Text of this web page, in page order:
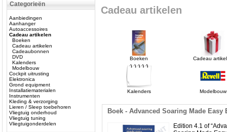
Categorieën
Aanbiedingen
Aanhanger
Autoaccessoires
Cadeau artikelen
Boeken
Cadeau artikelen
Cadeaubonnen
DVD
Kalenders
Modelbouw
Cockpit uitrusting
Elektronica
Grond equipment
Installatiematerialen
Instrumenten
Kleding & verzorging
Lieren / Sleep toebehoren
Vliegtuig onderhoud
Vliegtuig tuning
Vliegtuigonderdelen
Cadeau artikelen
Boeken Cadeau
Kalenders Modelbouw
Boek - Advanced Soaring Made Easy
Edition 4.1 of